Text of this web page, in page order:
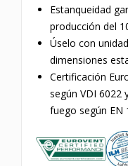
Estanqueidad
producción del
Úselo con
dimensiones
Certificación
según VDI 6022
fuego según EN